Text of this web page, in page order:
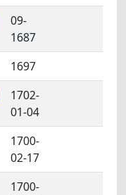
09-
1687
1697
1702-
01-04
1700-
02-17
1700-